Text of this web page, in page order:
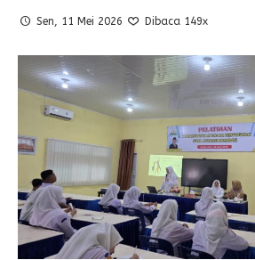
Ekonomi Kreatif
E-LEARNING
ABSENSI
Absensi Guru
Sen, 11 Mei 2026 Dibaca 149x